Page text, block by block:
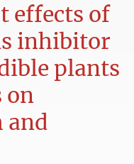
effects of
inhibitor
plants
on
and